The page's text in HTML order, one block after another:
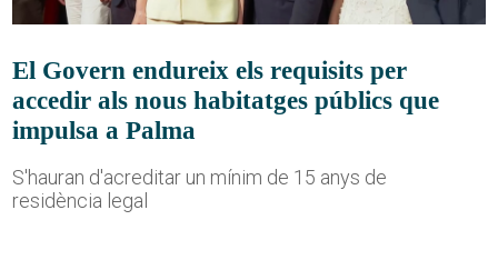
El Govern endureix els requisits per
accedir als nous habitatges públics que
impulsa a Palma
S'hauran d'acreditar un mínim de 15 anys de
residència legal